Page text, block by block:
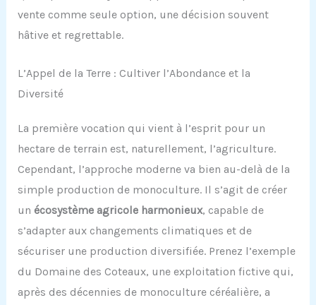
vente comme seule option, une décision souvent
hâtive et regrettable.
L’Appel de la Terre : Cultiver l’Abondance et la
Diversité
La première vocation qui vient à l’esprit pour un
hectare de terrain est, naturellement, l’agriculture.
Cependant, l’approche moderne va bien au-delà de la
simple production de monoculture. Il s’agit de créer
un écosystème agricole harmonieux, capable de
s’adapter aux changements climatiques et de
sécuriser une production diversifiée. Prenez l’exemple
du Domaine des Coteaux, une exploitation fictive qui,
après des décennies de monoculture céréalière, a